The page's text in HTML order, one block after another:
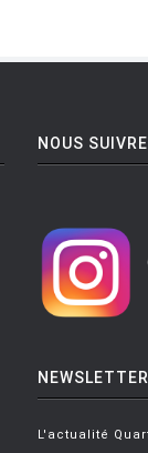
NOUS SUIVRE
NEWSLETTER
L'actualité